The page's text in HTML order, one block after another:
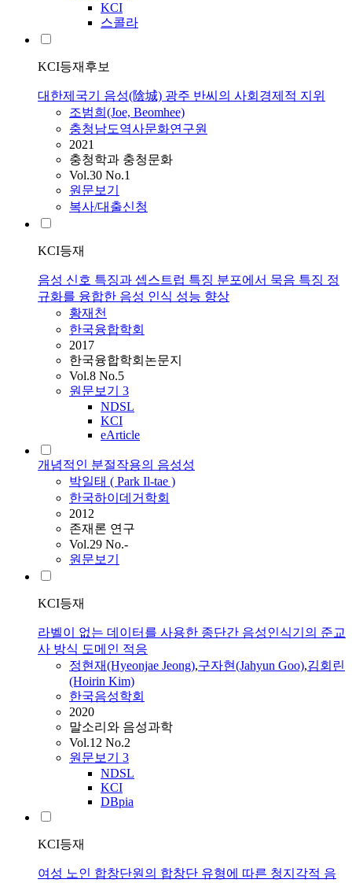
KCI
스콜라
KCI등재후보
대한제국기 음성(陰城) 광주 반씨의 사회경제적 지위
조범희(Joe, Beomhee)
충청남도역사문화연구원
2021
충청학과 충청문화
Vol.30 No.1
원문보기
복사/대출신청
KCI등재
음성 신호 특징과 셉스트럽 특징 분포에서 묵음 특징 정
규화를 융합한 음성 인식 성능 향상
황재천
한국융합학회
2017
한국융합학회논문지
Vol.8 No.5
원문보기 3
NDSL
KCI
eArticle
개념적인 분절작용의 음성성
박일태 ( Park Il-tae )
한국하이데거학회
2012
존재론 연구
Vol.29 No.-
원문보기
KCI등재
라벨이 없는 데이터를 사용한 종단간 음성인식기의 준교
사 방식 도메인 적응
정현재(Hyeonjae Jeong),구자현(Jahyun Goo),김회린
(Hoirin Kim)
한국음성학회
2020
말소리와 음성과학
Vol.12 No.2
원문보기 3
NDSL
KCI
DBpia
KCI등재
여성 노인 합창단원의 합창단 유형에 따른 청지각적 음